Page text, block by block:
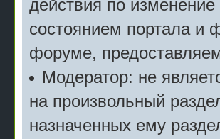
действия по
состоянием портала и
форуме,
Модератор: не
на произвольный
назначенных ему